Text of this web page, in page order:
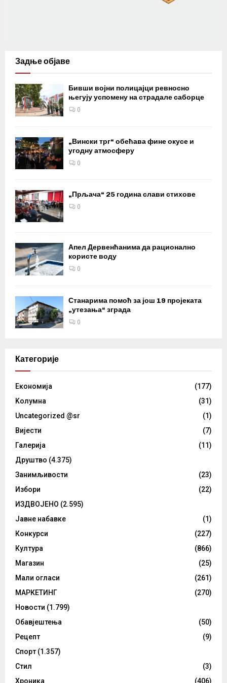
Задње објаве
Бивши војни полицајци ревносно
његују успомену на страдале саборце
0
„Вински трг“ обећава фине окусе и
угодну атмосферу
0
„Прљача“ 25 година слави стихове
0
Апел Дервенћанима да рационално
користе воду
0
Станарима помоћ за још 19 пројеката
„утезања“ зграда
0
Категорије
Eкономија
(177)
Kолумнa
(31)
Uncategorized @sr
(1)
Вијести
(7)
Галерија
(11)
Друштво (4.375)
Занимљивости
(23)
Избори
(22)
ИЗДВОЈЕНО (2.595)
Јавне набавке
(1)
Конкурси
(227)
Култура
(866)
Магазин
(25)
Мали огласи
(261)
МАРКЕТИНГ
(270)
Новости (1.799)
Обавјештења
(50)
Рецепт
(9)
Спорт (1.357)
Стил
(3)
Хроника
(406)